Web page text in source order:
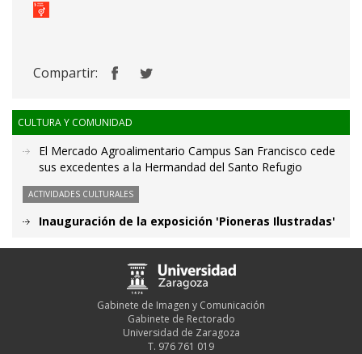
Compartir:
CULTURA Y COMUNIDAD
El Mercado Agroalimentario Campus San Francisco cede
sus excedentes a la Hermandad del Santo Refugio
ACTIVIDADES CULTURALES
Inauguración de la exposición 'Pioneras Ilustradas'
Gabinete de Imagen y Comunicación
Gabinete de Rectorado
Universidad de Zaragoza
T. 976 761 019